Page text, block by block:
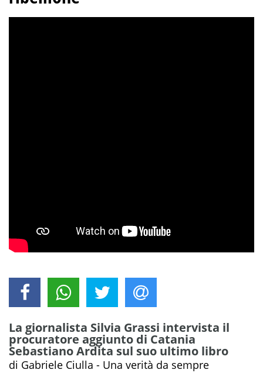
La giornalista Silvia Grassi intervista il
procuratore aggiunto di Catania
Sebastiano Ardita sul suo ultimo libro
di Gabriele Ciulla - Una verità da sempre